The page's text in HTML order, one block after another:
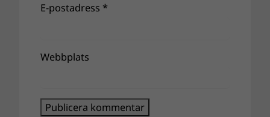
E-postadress *
Webbplats